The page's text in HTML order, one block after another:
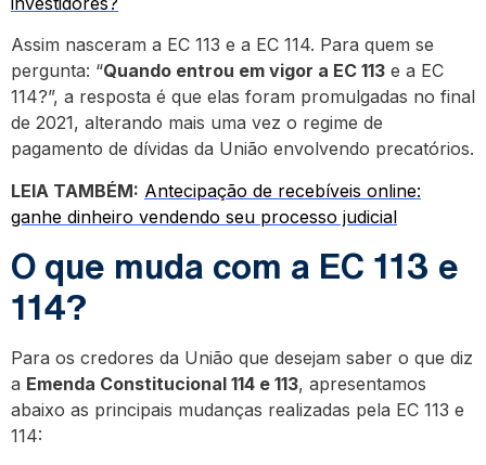
Assim nasceram a EC 113 e a EC 114. Para quem se
pergunta: “Quando entrou em vigor a EC 113 e a EC
114?”, a resposta é que elas foram promulgadas no final
de 2021, alterando mais uma vez o regime de
pagamento de dívidas da União envolvendo precatórios.
LEIA TAMBÉM: Antecipação de recebíveis online:
ganhe dinheiro vendendo seu processo judicial
O que muda com a EC 113 e
114?
Para os credores da União que desejam saber o que diz
a Emenda Constitucional 114 e 113, apresentamos
abaixo as principais mudanças realizadas pela EC 113 e
114: